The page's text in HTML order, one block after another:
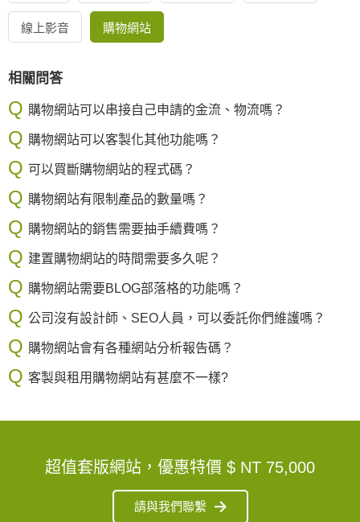
線上影音 購物網站
相關問答
購物網站可以串接自己申請的金流、物流嗎？
購物網站可以客製化其他功能嗎？
可以買斷購物網站的程式碼？
購物網站有限制產品的數量嗎？
購物網站的銷售需要抽手續費嗎？
建置購物網站的時間需要多久呢？
購物網站需要BLOG部落格的功能嗎？
公司沒有設計師、SEO人員，可以委託你們維護嗎？
購物網站會有各種網站分析報告碼？
客製與租用購物網站有甚麼不一樣?
超值套版網站，優惠特價 $ NT 75,000
請與我們聯繫